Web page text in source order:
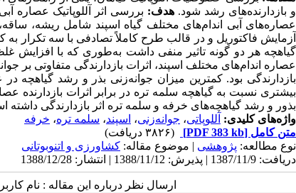
و بازدارنده‌های رشد شود. هدف: بررسی اثر آللوپاتیک عصاره آبی
آزمایش فاکتوریل و در قالب طرح کاملاً تصادفی با سه تکرار به
گیاهچه هر دو گونه تاثیر منفی داشت به‌طوری که با افزایش
عصاره اندام‌های مختلف اسپند، اثرات بازدارندگی متفاوتی بر
بیشتری نسبت به گیاهچه سلمه ‌تره در برابر اثرات بازدارنده
بذور و رشد گیاهچه‌های خرفه و سلمه تره اثر بازدارندگی
واژه‌های کلیدی: آللوپاتی، جوانه‌زنی‌، اسپند‌، سلمه تره، خرفه
متن کامل [PDF 383 kb]
(۳۸۲۶ دریافت)
نوع مطالعه: پژوهشی | موضوع مقاله: كشاورزی و اتنوبوتانی
دریافت: 1387/11/9 | پذیرش: 1388/11/12 | انتشار: 1388/12/28
ارسال نظر درباره این مقاله : نام